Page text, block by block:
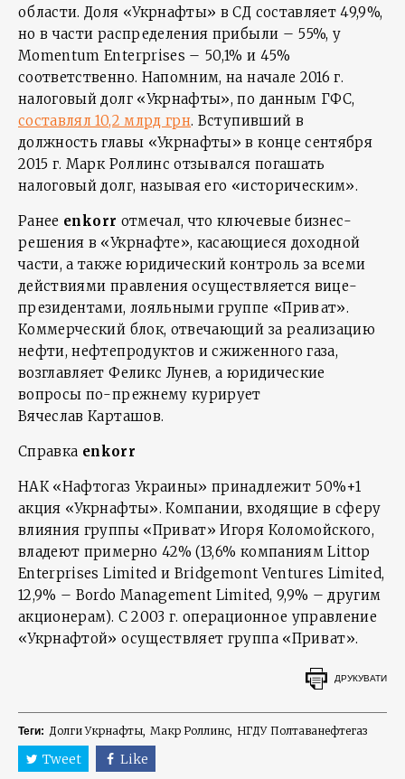
области. Доля «Укрнафты» в СД составляет 49,9%,
но в части распределения прибыли – 55%, у
Momentum Enterprises – 50,1% и 45%
соответственно. Напомним, на начале 2016 г.
налоговый долг «Укрнафты», по данным ГФС,
составлял 10,2 млрд грн. Вступивший в
должность главы «Укрнафты» в конце сентября
2015 г. Марк Роллинс отзывался погашать
налоговый долг, называя его «историческим».
Ранее enkorr отмечал, что ключевые бизнес-
решения в «Укрнафте», касающиеся доходной
части, а также юридический контроль за всеми
действиями правления осуществляется вице-
президентами, лояльными группе «Приват».
Коммерческий блок, отвечающий за реализацию
нефти, нефтепродуктов и сжиженного газа,
возглавляет Феликс Лунев, а юридические
вопросы по-прежнему курирует
Вячеслав Карташов.
Справка enkorr
НАК «Нафтогаз Украины» принадлежит 50%+1
акция «Укрнафты». Компании, входящие в сферу
влияния группы «Приват» Игоря Коломойского,
владеют примерно 42% (13,6% компаниям Littop
Enterprises Limited и Bridgemont Ventures Limited,
12,9% – Bordo Management Limited, 9,9% – другим
акционерам). С 2003 г. операционное управление
«Укрнафтой» осуществляет группа «Приват».
ДРУКУВАТИ
Теги: Долги Укрнафты Макр Роллинс НГДУ Полтаванефтегаз
Tweet Like